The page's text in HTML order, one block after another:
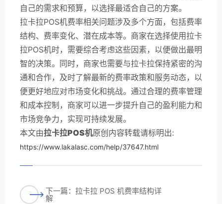
自己的需求和预算，以选择最适合自己的方案。
拉卡拉POS机费率相关问题涉及多个方面，包括费率
结构、费率变化、潜在成本等。商家在选择使用拉卡
拉POS机时，需要综合考虑这些因素，以便做出最明
智的决策。同时，商家也需要与拉卡拉保持紧密的沟
通和合作，及时了解最新的费率政策和服务动态，以
便更好地应对市场变化和挑战。通过合理的费率管理
和成本控制，商家可以进一步提升自己的盈利能力和
市场竞争力，实现可持续发展。
本文由拉卡拉POS机原创内容转载请标明出:
https://www.lakalasc.com/help/37647.html
下一篇：拉卡拉 POS 机费率结构详
解